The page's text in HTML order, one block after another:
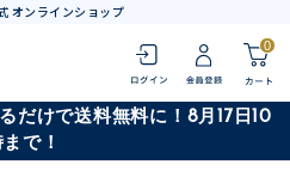
オンラインショップ
0
だけで送料無料に！8月17日10
まで！